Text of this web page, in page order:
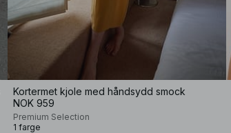
Kortermet kjole med håndsydd smock
NOK 959
Premium Selection
1 farge